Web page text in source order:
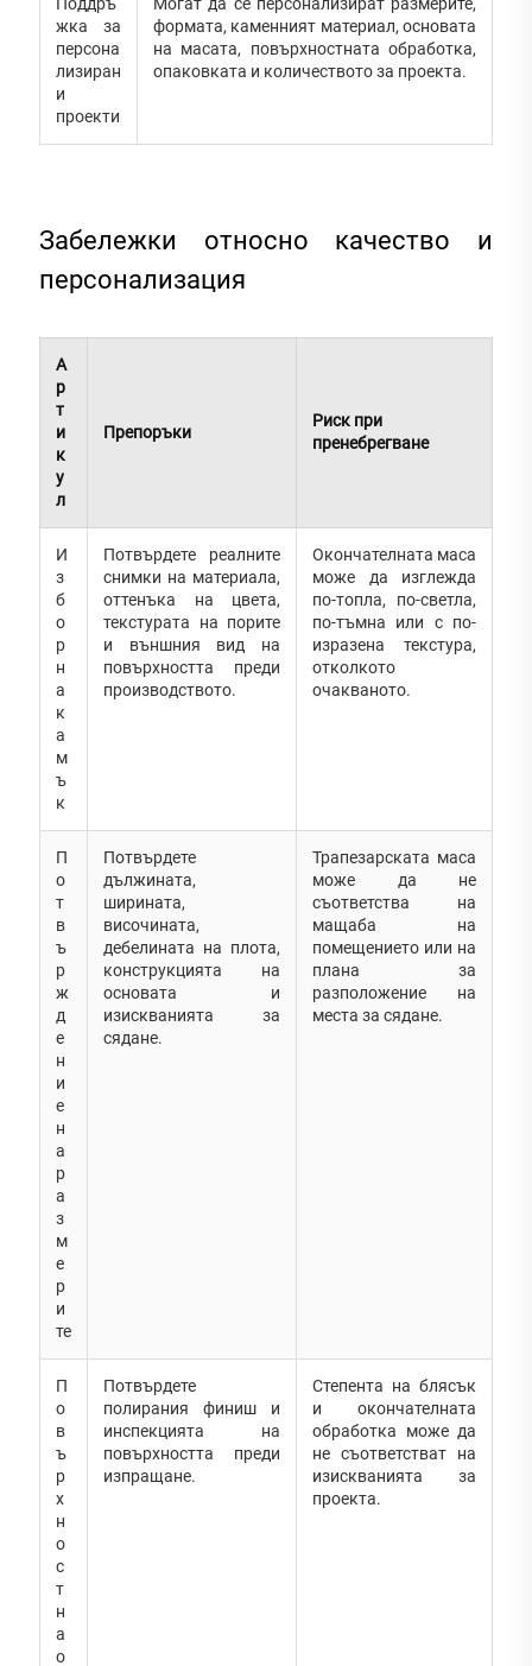
жка за
персона
лизиран
и
проекти
формата, каменният материал, основата
на масата, повърхностната обработка,
опаковката и количеството за проекта.
Забележки относно качество и
персонализация
А
р
т
и
к
у
л
Препоръки
Риск при
пренебрегване
И
з
б
о
р
н
а
к
а
м
ъ
к
Потвърдете реалните
снимки на материала,
оттенъка на цвета,
текстурата на порите
и външния вид на
повърхността преди
производството.
Окончателната маса
може да изглежда
по-топла, по-светла,
по-тъмна или с по-
изразена текстура,
отколкото
очакваното.
П
о
т
в
ъ
р
ж
д
е
н
и
е
н
а
р
а
з
м
е
р
и
те
Потвърдете
дължината,
ширината,
височината,
дебелината на плота,
конструкцията на
основата и
изискванията за
сядане.
Трапезарската маса
може да не
съответства на
мащаба на
помещението или на
плана за
разположение на
места за сядане.
П
о
в
ъ
р
х
н
о
с
т
н
а
о
Потвърдете
полирания финиш и
инспекцията на
повърхността преди
изпращане.
Степента на блясък
и окончателната
обработка може да
не съответстват на
изискванията за
проекта.